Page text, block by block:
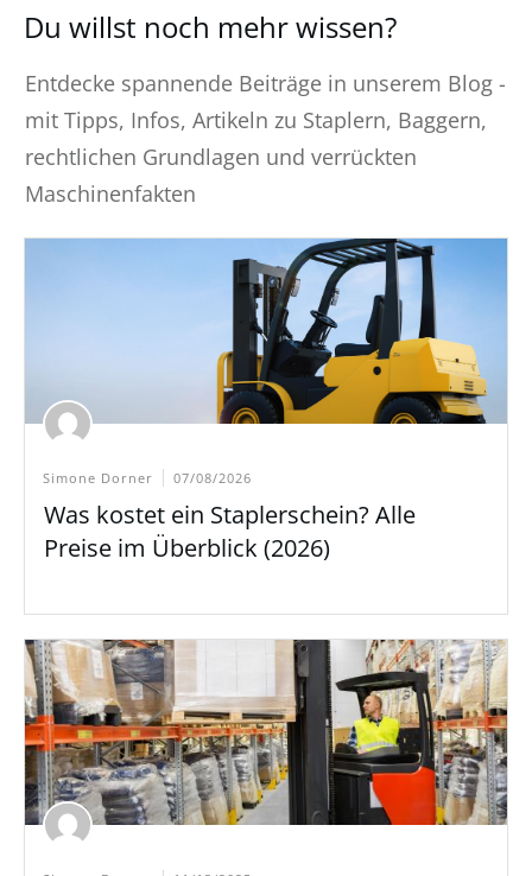
Du willst noch mehr wissen?
Entdecke spannende Beiträge in unserem Blog -
mit Tipps, Infos, Artikeln zu Staplern, Baggern,
rechtlichen Grundlagen und verrückten
Maschinenfakten
Simone Dorner 07/08/2026
Was kostet ein Staplerschein? Alle
Preise im Überblick (2026)